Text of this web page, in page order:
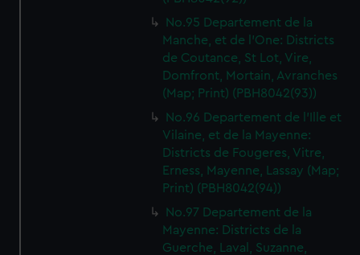
No.95 Departement de la
Manche, et de l'One: Districts
de Coutance, St Lot, Vire,
Domfront, Mortain, Avranches
(Map; Print) (PBH8042(93))
No.96 Departement de l'Ille et
Vilaine, et de la Mayenne:
Districts de Fougeres, Vitre,
Erness, Mayenne, Lassay (Map;
Print) (PBH8042(94))
No.97 Departement de la
Mayenne: Districts de la
Guerche, Laval, Suzanne,